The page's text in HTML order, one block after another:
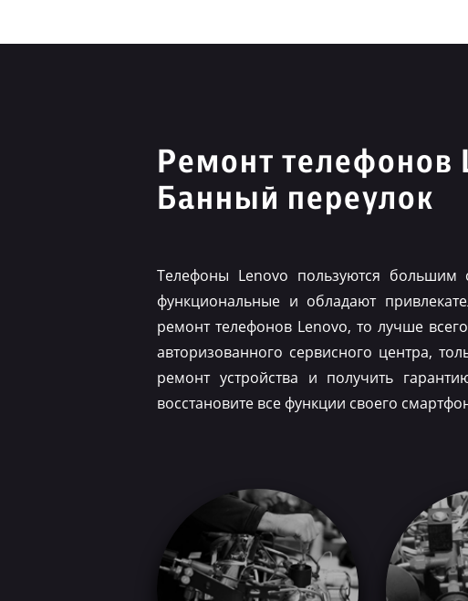
Ремонт телефонов
Банный переулок
Телефоны Lenovo пользуются большим
функциональные и обладают
ремонт телефонов Lenovo, то лучше
авторизованного сервисного центра,
ремонт устройства и получить
восстановите все функции своего